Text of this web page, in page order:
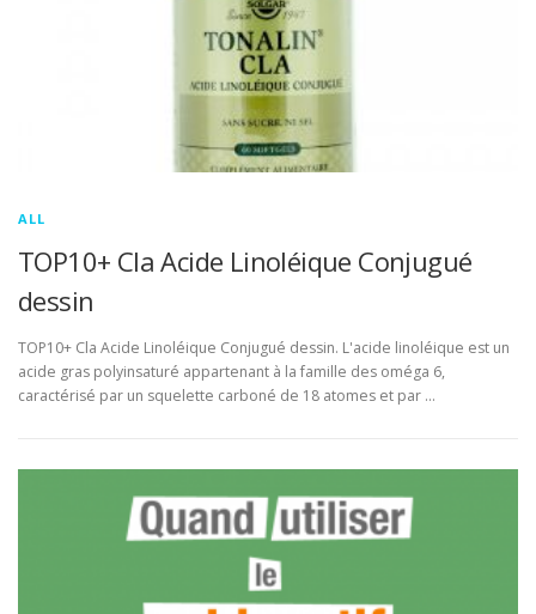
ALL
TOP10+ Cla Acide Linoléique Conjugué
dessin
TOP10+ Cla Acide Linoléique Conjugué dessin. L'acide linoléique est un
acide gras polyinsaturé appartenant à la famille des oméga 6,
caractérisé par un squelette carboné de 18 atomes et par …